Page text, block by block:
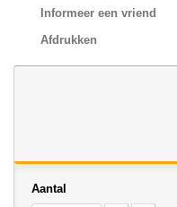
Informeer een vriend
Afdrukken
Aantal